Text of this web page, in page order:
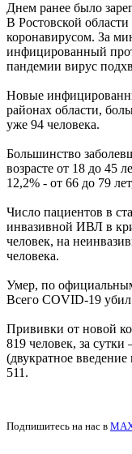
Днем ранее было
В Ростовской
коронавирусом. За
инфицированный
пандемии вирус
Новые
районах области,
уже 94 человека.
Большинство
возрасте от 18 до 45
12,2% - от 66 до 79
Число пациентов в
инвазивной ИВЛ в
человек, на
человека.
Умер, по
Всего COVID-19 убил
Прививки от новой
819 человек, за
(двукратное
511.
Подпишитесь на нас в